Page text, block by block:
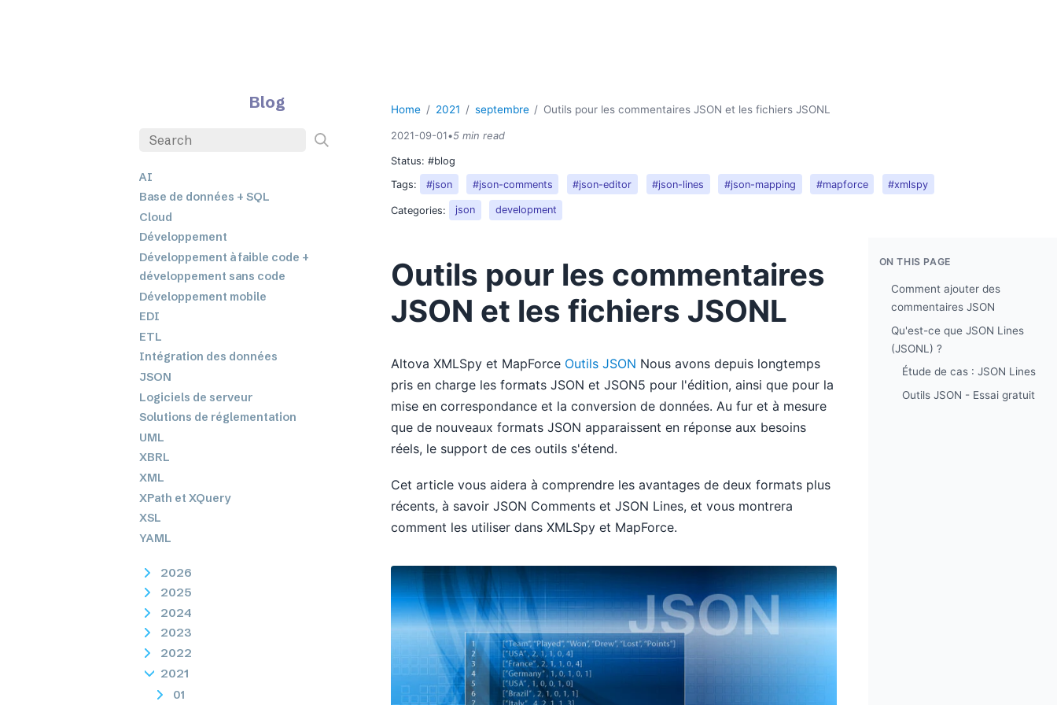
Blog
AI
Base de données + SQL
Cloud
Développement
Développement à faible code +
développement sans code
Développement mobile
EDI
ETL
Intégration des données
JSON
Logiciels de serveur
Solutions de réglementation
UML
XBRL
XML
XPath et XQuery
XSL
YAML
2026
2025
2024
2023
2022
2021
01
Home 2021 septembre Outils pour les commentaires JSON et les fichiers JSONL
2021-09-01•5 min read
Status:#blog
Tags:
#json #json-comments #json-editor #json-lines #json-mapping #mapforce #xmlspy
Categories: json development
Outils pour les commentaires
JSON et les fichiers JSONL
Altova XMLSpy et MapForce Outils JSON Nous avons depuis longtemps
pris en charge les formats JSON et JSON5 pour l'édition, ainsi que pour la
mise en correspondance et la conversion de données. Au fur et à mesure
que de nouveaux formats JSON apparaissent en réponse aux besoins
réels, le support de ces outils s'étend.
Cet article vous aidera à comprendre les avantages de deux formats plus
récents, à savoir JSON Comments et JSON Lines, et vous montrera
comment les utiliser dans XMLSpy et MapForce.
ON THIS PAGE
Comment ajouter des
commentaires JSON
Qu'est-ce que JSON Lines
(JSONL) ?
Étude de cas : JSON Lines
Outils JSON - Essai gratuit